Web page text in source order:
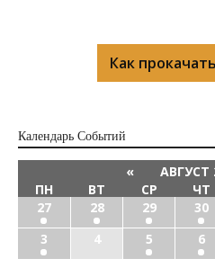
Как
Календарь Cобытий
« АВГУСТ
ПН
ВТ СР ЧТ
27
28 29 30
3
4 5 6